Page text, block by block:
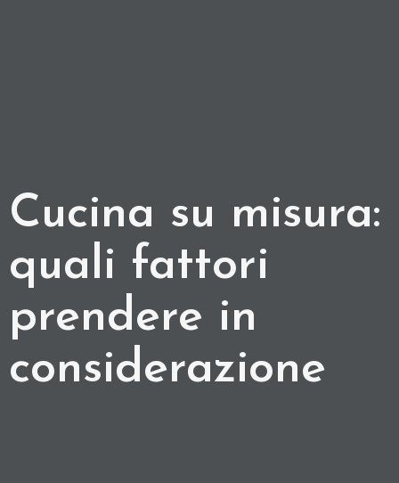
Cucina su misura:
quali fattori
prendere in
considerazione